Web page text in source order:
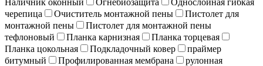
черепица
Очиститель монтажной пены
Пистолет для
монтажной пены
Пистолет для монтажной пены
тефлоновый
Планка карнизная
Планка торцевая
Планка цокольная
Подкладочный ковер
праймер
битумный
Профилированная мембрана
рулонная